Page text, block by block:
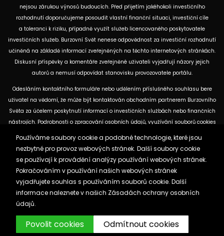
nejsou zárukou výnosů budoucích. Před přijetím jakéhokoli investičního
rozhodnutí doporučujeme posoudit vlastní finanční situaci, investiční cíle
a toleranci k riziku, případně využít služeb licencovaného poskytovatele
investičních služeb. Burzovní Svět nenese odpovědnost za investiční rozhodnutí
učiněná na základě informací zveřejněných na těchto internetových stránkách.
Diskusní příspěvky a komentáře zveřejněné uživateli vyjadřují názory jejich
autorů a nemusí odpovídat stanovisku provozovatele portálu.
Odesláním kontaktního formuláře nebo udělením příslušného souhlasu bere
uživatel na vědomí, že může být kontaktován obchodním partnerem Burzovního
Světa za účelem poskytnutí informací o investičních službách nebo finančních
nástrojích. Podrobnosti o zpracování osobních údajů, využívání souborů cookies
dostupných na těchto internetových stránkách. U jednotlivých článků mohou
být uvedeny informace o použitých zdrojích, datu původní analýzy nebo datu,
ke kterému se vztahují uvedené tržní údaje.
Zásady ochrany osobních údajů a cookies
Reklama
Burzovnisvet.cz © 2026
Používáme soubory cookie a podobné technologie, které jsou
nezbytné pro provoz webových stránek. Další soubory cookie
se používají k provádění analýzy používání webových stránek.
Pokračováním v používání našich webových stránek
vyjadřujete souhlas s používáním souborů cookie. Další
informace naleznete v našich Zásadách ochrany osobních
údajů.
Povolit cookies Odmítnout cookies